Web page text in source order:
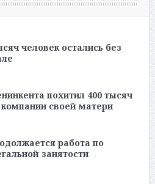
человек остались без
похитил 400 тысяч
своей матери
работа по
занятости